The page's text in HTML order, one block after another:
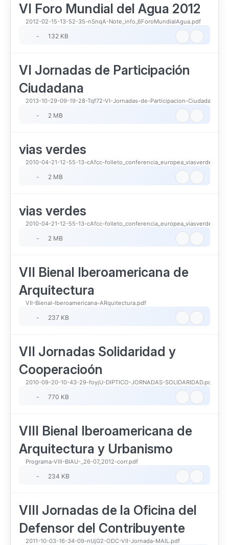
VI Foro Mundial del Agua 2012
2012-02-15-13-52-35-nSnqA-Note_info_6ForoMundialAgua.pdf
- 132 KB
VI Jornadas de Participación
Ciudadana
2013-10-29-09-19-28-Tqf72-VI-Jornadas-de-Participacion-Ciudadana-
- 2 MB
vias verdes
2010-04-21-12-55-13-cAfcc-folleto_conferencia_europea_viasverdes.pdf
- 2 MB
vias verdes
2010-04-21-12-55-13-cAfcc-folleto_conferencia_europea_viasverdes-
- 2 MB
VII Bienal Iberoamericana de
Arquitectura
VII-Bienal-Iberoamericana-ARquitectura.pdf
- 237 KB
VII Jornadas Solidaridad y
Cooperacioón
2010-09-20-10-43-29-foyjU-DIPTICO-JORNADAS-SOLIDARIDAD.pdf
- 770 KB
VIII Bienal Iberoamericana de
Arquitectura y Urbanismo
Programa-VIII-BIAU-_26-07_2012-corr.pdf
- 234 KB
VIII Jornadas de la Oficina del
Defensor del Contribuyente
2011-10-03-16-34-09-nUjG2-ODC-VII-Jornada-MAIL.pdf